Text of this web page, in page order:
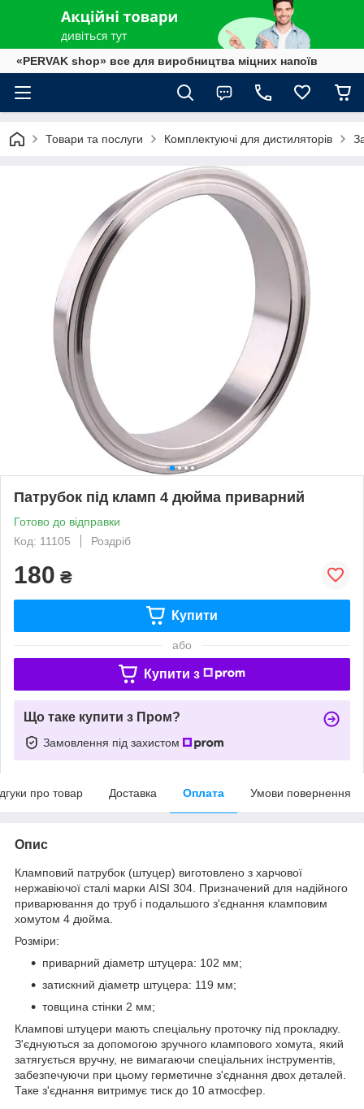
«PERVAK shop» все для виробництва міцних напоїв
Товари та послуги Комплектуючі для дистиляторів
Патрубок під кламп 4 дюйма приварний
Готово до відправки
Код: 11105
Роздріб
180 ₴
Купити
або
Купити з
Що таке купити з Пром?
Замовлення під захистом
про товар Доставка Оплата Умови повернення
Опис
Кламповий патрубок (штуцер) виготовлено з харчової
нержавіючої сталі марки AISI 304. Призначений для надійного
приварювання до труб і подальшого з'єднання кламповим
хомутом 4 дюйма.
Розміри:
приварний діаметр штуцера: 102 мм;
затискний діаметр штуцера: 119 мм;
товщина стінки 2 мм;
Клампові штуцери мають спеціальну проточку під прокладку.
З'єднуються за допомогою зручного клампового хомута, який
затягується вручну, не вимагаючи спеціальних інструментів,
забезпечуючи при цьому герметичне з'єднання двох деталей.
Таке з'єднання витримує тиск до 10 атмосфер.